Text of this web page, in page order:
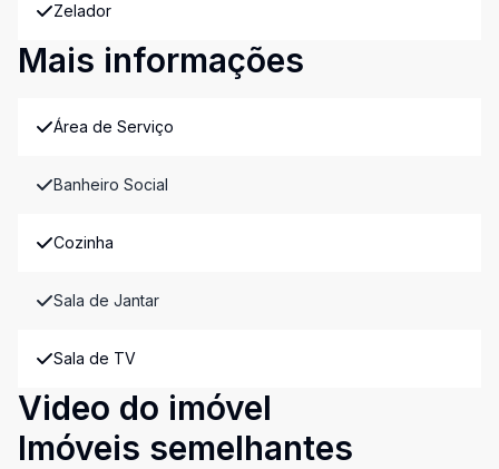
Zelador
Mais informações
Área de Serviço
Banheiro Social
Cozinha
Sala de Jantar
Sala de TV
Video do imóvel
Imóveis semelhantes